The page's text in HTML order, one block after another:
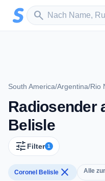
Zum Hauptinhalt springen
search
Sender suchen
South America/Argentina/Rio
Radiosender
Belisle
tune Filter 1
Coronel Belisle close Alle